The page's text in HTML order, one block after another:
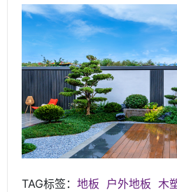
TAG标签： 地板 户外地板 木